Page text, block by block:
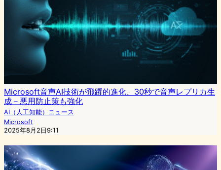
Microsoft音声AI技術が飛躍的進化、30秒で音声レプリカ生
成－悪用防止策も強化
AI（人工知能）ニュース
Microsoft
2025年8月2日9:11